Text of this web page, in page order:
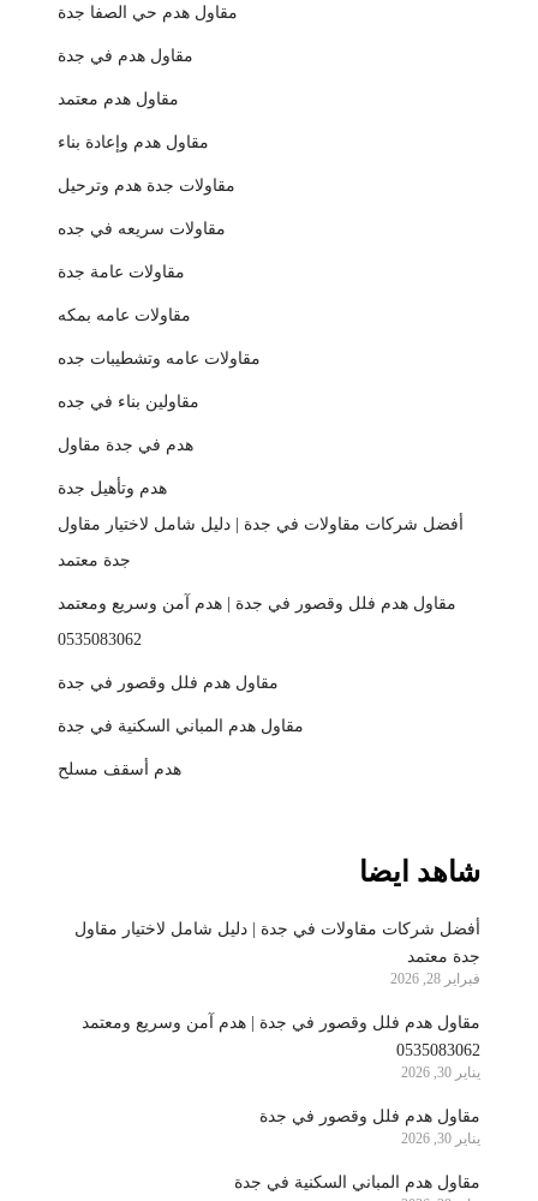
مقاول هدم حي الصفا جدة
مقاول هدم في جدة
مقاول هدم معتمد
مقاول هدم وإعادة بناء
مقاولات جدة هدم وترحيل
مقاولات سريعه في جده
مقاولات عامة جدة
مقاولات عامه بمكه
مقاولات عامه وتشطيبات جده
مقاولين بناء في جده
هدم في جدة مقاول
هدم وتأهيل جدة
أفضل شركات مقاولات في جدة | دليل شامل لاختيار مقاول
جدة معتمد
مقاول هدم فلل وقصور في جدة | هدم آمن وسريع ومعتمد
0535083062
مقاول هدم فلل وقصور في جدة
مقاول هدم المباني السكنية في جدة
هدم أسقف مسلح
شاهد ايضا
أفضل شركات مقاولات في جدة | دليل شامل لاختيار مقاول
جدة معتمد
فبراير 28, 2026
مقاول هدم فلل وقصور في جدة | هدم آمن وسريع ومعتمد
0535083062
يناير 30, 2026
مقاول هدم فلل وقصور في جدة
يناير 30, 2026
مقاول هدم المباني السكنية في جدة